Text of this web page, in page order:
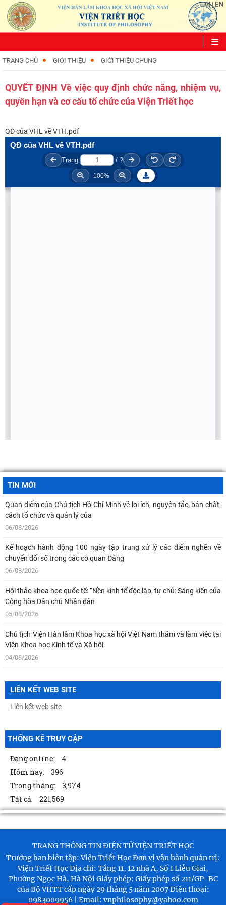
VI| EN
TRANG CHỦ GIỚI THIỆU GIỚI THIỆU CHUNG
QUYẾT ĐỊNH Về việc quy định chức năng, nhiệm vụ,
quyền hạn và cơ cấu tổ chức của Viện Triết học
QĐ của VHL về VTH.pdf
TIN MỚI
Quan điểm của Chủ tịch Hồ Chí Minh về lợi ích, nguyên tắc, bản chất,
cách tổ chức và quản lý của
06/08/2026
Kế hoạch hành động 100 ngày tập trung xử lý các điểm nghẽn về
chuyển đổi số trong các cơ quan Đảng
06/08/2026
Hội thảo khoa học quốc tế: “Nền kinh tế độc lập, tự chủ: Sáng kiến của
Cộng hòa Dân chủ Nhân dân
05/08/2026
Chủ tịch Viện Hàn lâm Khoa học xã hội Việt Nam thăm và làm việc tại
Viện Khoa học Kinh tế và Xã hội
04/08/2026
thống - Vững bước tương lai"
04/08/2026
tại Phiên họp Ban Chỉ đạo Trung
04/08/2026
Khai mạc trưng bày “Kết nối truyền thống, vững bước tương lai”
03/08/2026
TỪ QUAN NIỆM CỦA C.MÁC VỀ CÔNG BẰNG PHÂN PHỐI ĐẾN
NGUYÊN TẮC PHÂN PHỐI TRONG NỀN KINH TẾ THỊ TRƯỜNG
MỐI QUAN HỆ GIỮA DÂN CHỦ VÀ CHỦ NGHĨA XÃ HỘI – QUAN ĐIỂM
CỦA C.MÁC VÀ SỰ VẬN DỤNG Ở VIỆT NAM THỜI
03/08/2026
Thường trực Hội đồng Lý luận Trung ương làm việc với Tiểu ban Văn
hóa - Xã hội - Văn học, nghệ
LIÊN KẾT WEB SITE
THỐNG KÊ TRUY CẬP
Đang online:
4
Hôm nay:
396
Trong tháng:
3,974
Tất cả:
221,569
TRANG THÔNG TIN ĐIỆN TỬ VIỆN TRIẾT HỌC
Trưởng ban biên tập: Viện Triết HọcĐơn vị vận hành quản trị:
Viện Triết HọcĐịa chỉ: Tầng 11, 12 nhà A, Số 1 Liễu Giai,
Phường Ngọc Hà, Hà NộiGiấy phép: Giấy phép số 211/GP-BC
của Bộ VHTT cấp ngày 29 tháng 5 năm 2007Điện thoại:
0983009956 | Email: vnphilosophy@yahoo.com